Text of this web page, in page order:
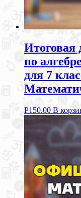
Итоговая
по
для 7
Р150.00 В